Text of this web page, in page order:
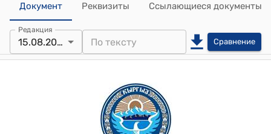
Документ Реквизиты Ссылающиеся документы
Редакция
15.08.2019 Сравнение